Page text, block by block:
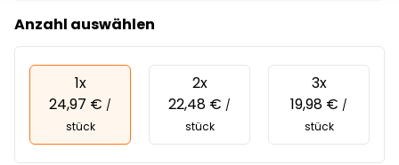
Anzahl auswählen
1x
24,97 € /
stück
2x
22,48 € /
stück
3x
19,98 € /
stück